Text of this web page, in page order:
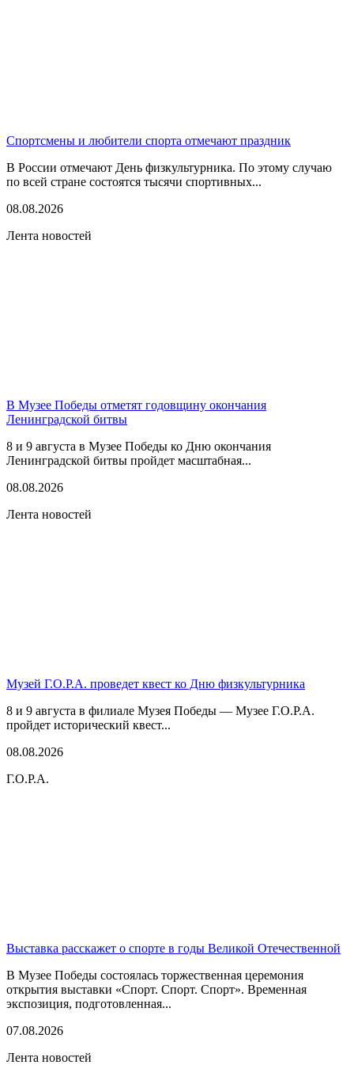
Спортсмены и любители спорта отмечают праздник
В России отмечают День физкультурника. По этому случаю
по всей стране состоятся тысячи спортивных...
08.08.2026
Лента новостей
В Музее Победы отметят годовщину окончания
Ленинградской битвы
8 и 9 августа в Музее Победы ко Дню окончания
Ленинградской битвы пройдет масштабная...
08.08.2026
Лента новостей
Музей Г.О.Р.А. проведет квест ко Дню физкультурника
8 и 9 августа в филиале Музея Победы — Музее Г.О.Р.А.
пройдет исторический квест...
08.08.2026
Г.О.Р.А.
Выставка расскажет о спорте в годы Великой Отечественной
В Музее Победы состоялась торжественная церемония
открытия выставки «Спорт. Спорт. Спорт». Временная
экспозиция, подготовленная...
07.08.2026
Лента новостей